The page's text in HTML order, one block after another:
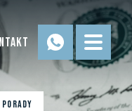
Porady